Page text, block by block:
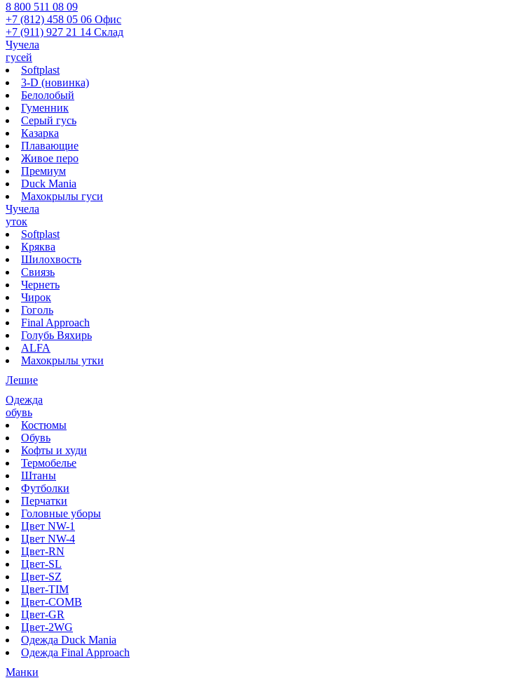
8 800 511 08 09
+7 (812) 458 05 06 Офис
+7 (911) 927 21 14 Склад
Чучела
гусей
Softplast
3-D (новинка)
Белолобый
Гуменник
Серый гусь
Казарка
Плавающие
Живое перо
Премиум
Duck Mania
Махокрылы гуси
Чучела
уток
Softplast
Кряква
Шилохвость
Свиязь
Чернеть
Чирок
Гоголь
Final Approach
Голубь Вяхирь
ALFA
Махокрылы утки
Лешие
Одежда
обувь
Костюмы
Обувь
Кофты и худи
Термобелье
Штаны
Футболки
Перчатки
Головные уборы
Цвет NW-1
Цвет NW-4
Цвет-RN
Цвет-SL
Цвет-SZ
Цвет-TIM
Цвет-COMB
Цвет-GR
Цвет-2WG
Одежда Duck Mania
Одежда Final Approach
Манки